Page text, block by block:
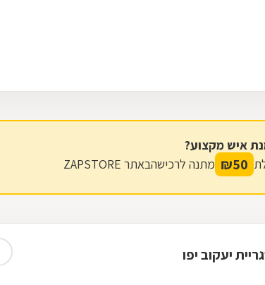
איש מקצוע?
50
₪ מתנה לרכישהבאתר ZAPSTORE
יעקוב יפו